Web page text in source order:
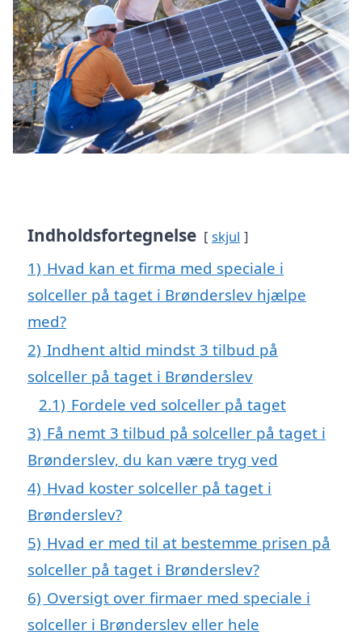
Indholdsfortegnelse skjul
1) Hvad kan et firma med speciale i
solceller på taget i Brønderslev hjælpe
med?
2) Indhent altid mindst 3 tilbud på
solceller på taget i Brønderslev
2.1) Fordele ved solceller på taget
3) Få nemt 3 tilbud på solceller på taget i
Brønderslev, du kan være tryg ved
4) Hvad koster solceller på taget i
Brønderslev?
5) Hvad er med til at bestemme prisen på
solceller på taget i Brønderslev?
6) Oversigt over firmaer med speciale i
solceller i Brønderslev eller hele